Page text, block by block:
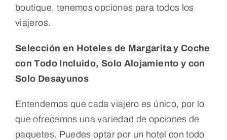
boutique, tenemos opciones para todos los
viajeros.
Selección en Hoteles de Margarita y Coche
con Todo Incluido, Solo Alojamiento y con
Solo Desayunos
Entendemos que cada viajero es único, por lo
que ofrecemos una variedad de opciones de
paquetes. Puedes optar por un hotel con todo